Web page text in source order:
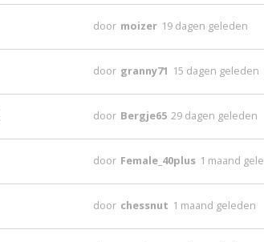
door moizer 19 dagen geleden
door granny71 15 dagen geleden
door Bergje65 29 dagen geleden
door Female_40plus 1 maand
door chessnut 1 maand geleden